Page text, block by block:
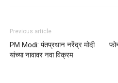
Previous article
PM Modi: पंतप्रधान नरेंद्र मोदी
यांच्या नावावर नवा विक्रम